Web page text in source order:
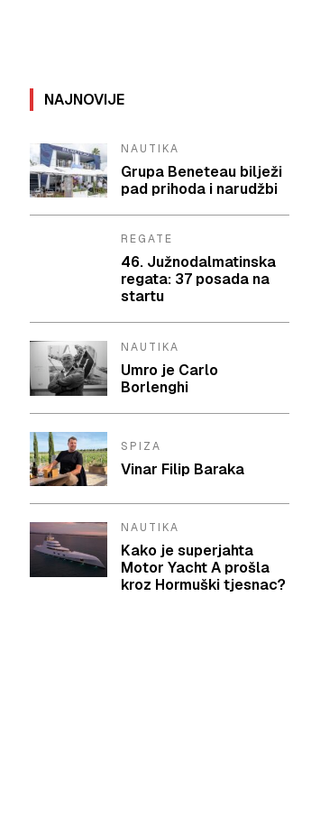
NAJNOVIJE
NAUTIKA
Grupa Beneteau bilježi
pad prihoda i narudžbi
REGATE
46. Južnodalmatinska
regata: 37 posada na
startu
NAUTIKA
Umro je Carlo
Borlenghi
SPIZA
Vinar Filip Baraka
NAUTIKA
Kako je superjahta
Motor Yacht A prošla
kroz Hormuški tjesnac?